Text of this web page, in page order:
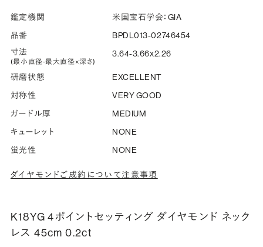
鑑定機関
米国宝石学会：GIA
品番
BPDL013-02746454
寸法
(最小直径-最大直径×深さ)
3.64-3.66x2.26
研磨状態
EXCELLENT
対称性
VERY GOOD
ガードル厚
MEDIUM
キューレット
NONE
蛍光性
NONE
ダイヤモンドご成約について注意事項
K18YG 4ポイントセッティング ダイヤモンド ネック
レス 45cm 0.2ct